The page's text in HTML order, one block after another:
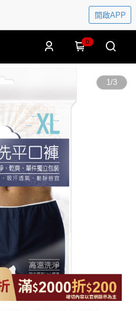
開啟APP
0
1/3